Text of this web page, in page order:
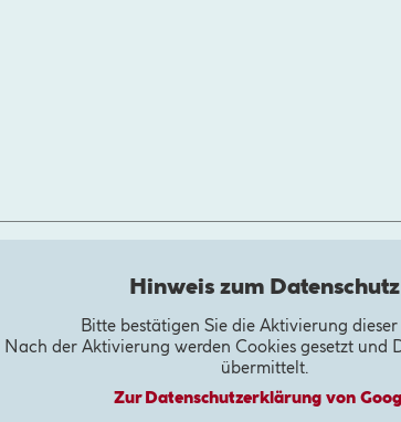
Hinweis zum Datenschutz
Bitte bestätigen Sie die Aktivierung
Nach der Aktivierung werden Cookies gesetzt und
übermittelt.
Zur Datenschutz­erklärung von